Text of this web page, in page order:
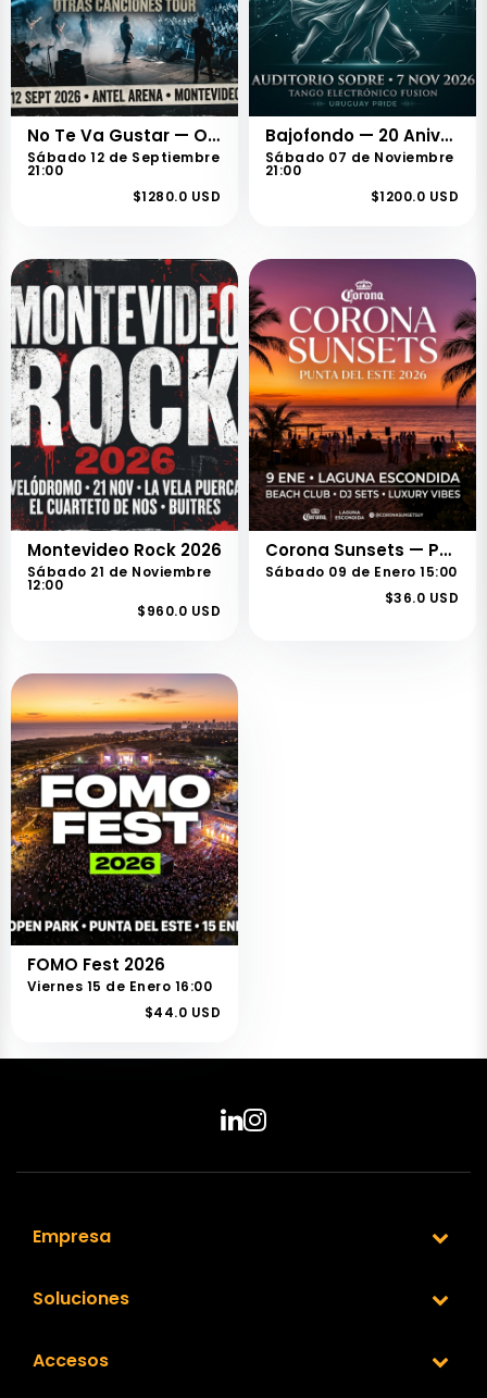
No Te Va Gustar — Otras Canciones Tour
Sábado 12 de Septiembre
21:00
$1280.0 USD
Bajofondo — 20 Aniversario
Sábado 07 de Noviembre
21:00
$1200.0 USD
Montevideo Rock 2026
Sábado 21 de Noviembre
12:00
$960.0 USD
Corona Sunsets — Punta del Este 2026
Sábado 09 de Enero 15:00
$36.0 USD
FOMO Fest 2026
Viernes 15 de Enero 16:00
$44.0 USD
Empresa
Soluciones
Accesos